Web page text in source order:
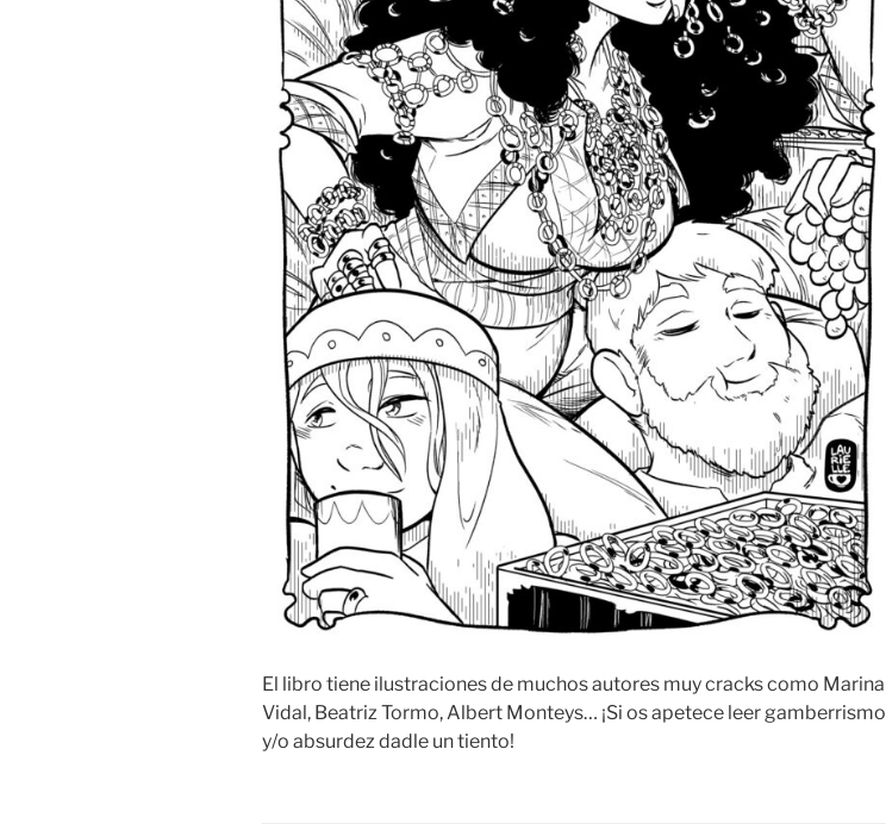
El libro tiene ilustraciones de muchos autores muy cracks como Marina
Vidal, Beatriz Tormo, Albert Monteys… ¡Si os apetece leer gamberrismo
y/o absurdez dadle un tiento!